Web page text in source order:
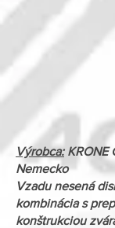
Výrobca:KRONE
Nemecko
Vzadu nesená
kombinácia s
konštrukciou